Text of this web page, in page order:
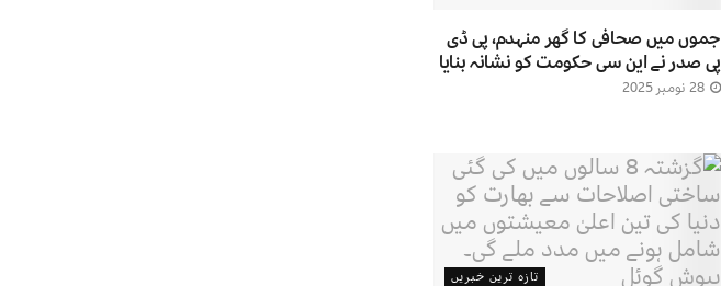
جموں میں صحافی کا گھر منہدم، پی ڈی
پی صدر نے این سی حکومت کو نشانہ بنایا
تازہ ترین خبریں